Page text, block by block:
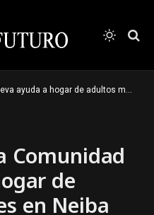
a hogar de adultos mayores en Neiba
Comunidad
de
en Neiba